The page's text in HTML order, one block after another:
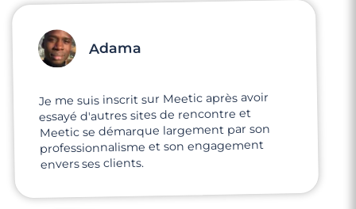
Adama
Je me suis inscrit sur Meetic après avoir
essayé d'autres sites de rencontre et
Meetic se démarque largement par son
professionnalisme et son engagement
envers ses clients.